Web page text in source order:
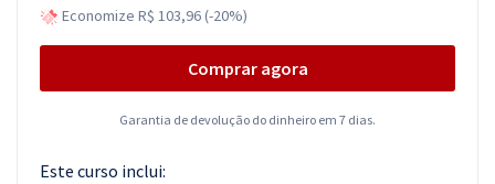
Economize R$ 103,96 (-20%)
Comprar agora
Garantia de devolução do dinheiro em 7 dias.
Este curso inclui: